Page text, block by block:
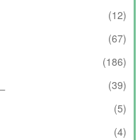
(12)
(67)
(186)
(39)
(5)
(4)